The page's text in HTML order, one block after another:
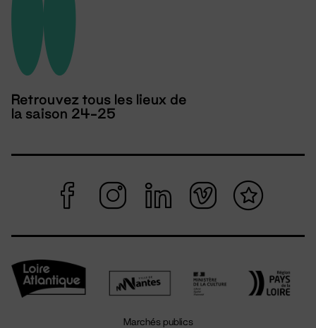
Retrouvez tous les lieux de
la saison 24-25
Marchés publics